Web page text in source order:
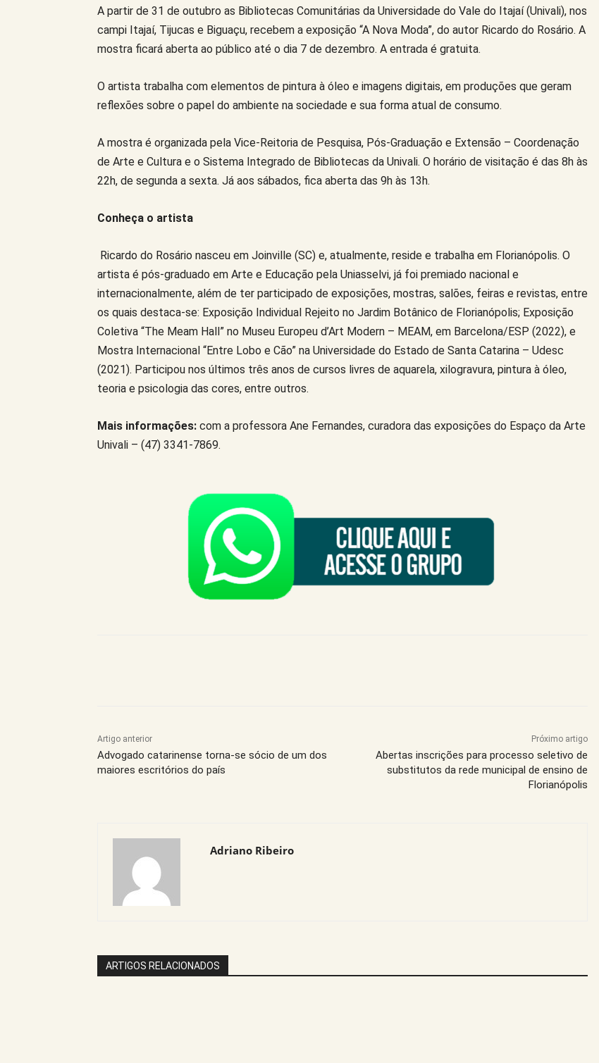
A partir de 31 de outubro as Bibliotecas Comunitárias da Universidade do Vale do Itajaí (Univali), nos
campi Itajaí, Tijucas e Biguaçu, recebem a exposição “A Nova Moda”, do autor Ricardo do Rosário. A
mostra ficará aberta ao público até o dia 7 de dezembro. A entrada é gratuita.
O artista trabalha com elementos de pintura à óleo e imagens digitais, em produções que geram
reflexões sobre o papel do ambiente na sociedade e sua forma atual de consumo.
A mostra é organizada pela Vice-Reitoria de Pesquisa, Pós-Graduação e Extensão – Coordenação
de Arte e Cultura e o Sistema Integrado de Bibliotecas da Univali. O horário de visitação é das 8h às
22h, de segunda a sexta. Já aos sábados, fica aberta das 9h às 13h.
Conheça o artista
Ricardo do Rosário nasceu em Joinville (SC) e, atualmente, reside e trabalha em Florianópolis. O
artista é pós-graduado em Arte e Educação pela Uniasselvi, já foi premiado nacional e
internacionalmente, além de ter participado de exposições, mostras, salões, feiras e revistas, entre
os quais destaca-se: Exposição Individual Rejeito no Jardim Botânico de Florianópolis; Exposição
Coletiva “The Meam Hall” no Museu Europeu d’Art Modern – MEAM, em Barcelona/ESP (2022), e
Mostra Internacional “Entre Lobo e Cão” na Universidade do Estado de Santa Catarina – Udesc
(2021). Participou nos últimos três anos de cursos livres de aquarela, xilogravura, pintura à óleo,
teoria e psicologia das cores, entre outros.
Mais informações: com a professora Ane Fernandes, curadora das exposições do Espaço da Arte
Univali – (47) 3341-7869.
Artigo anterior
Advogado catarinense torna-se sócio de um dos
maiores escritórios do país
Próximo artigo
Abertas inscrições para processo seletivo de
substitutos da rede municipal de ensino de
Florianópolis
Adriano Ribeiro
ARTIGOS RELACIONADOS